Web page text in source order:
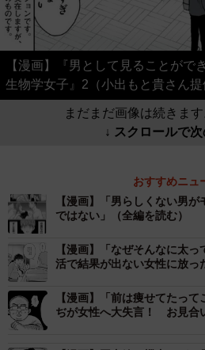
【漫画】『男として見ることがで
生物学女子』2（小出もと貴さん提
まだまだ画像は続きます
↓ スクロールで次
おすすめニュ
【漫画】「男らしくない男
ではない」（全編を読む）
【漫画】「なぜそんなに太
活で結果が出ない女性に放っ
【漫画】「前は痩せてたっ
ぢが女性へ大失言！ お見合